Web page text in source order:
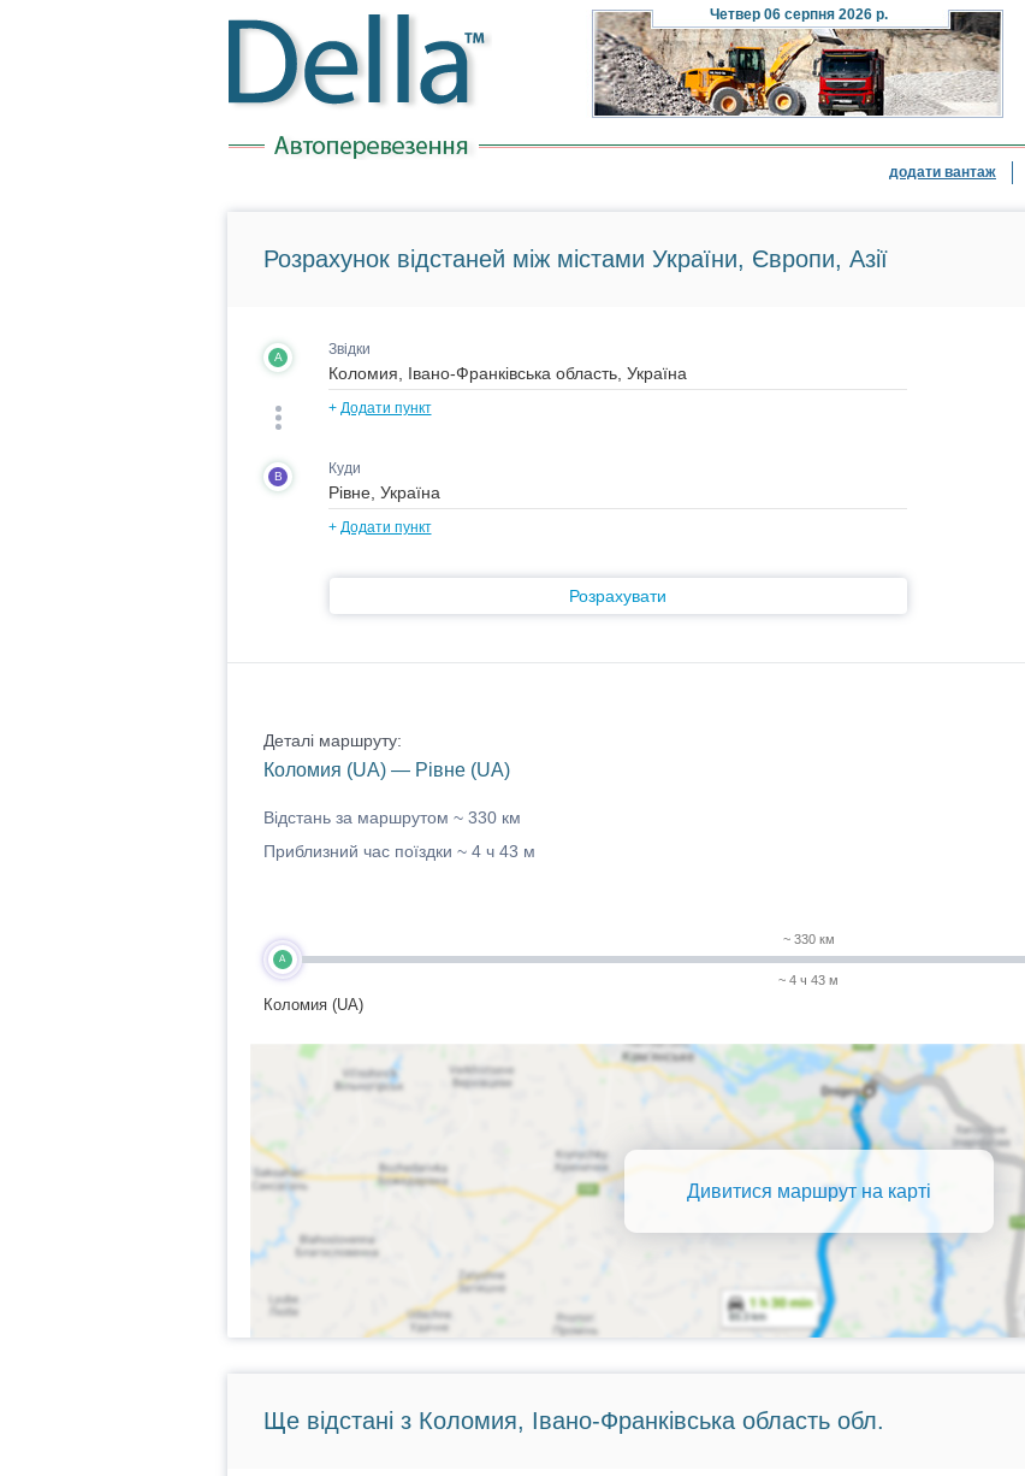
Четвер 06 серпня 2026 р.
додати вантаж
Розрахунок відстаней між містами України, Європи, Азії
A Звідки
+ Додати пункт
B Куди
+ Додати пункт
Розрахувати
Деталі маршруту:
Коломия (UA) — Рівне (UA)
Відстань за маршрутом ~ 330 км
Приблизний час поїздки ~ 4 ч 43 м
A
Коломия (UA)
~ 330 км
~ 4 ч 43 м
Дивитися маршрут на карті
Ще відстані з Коломия, Івано-Франківська область обл.